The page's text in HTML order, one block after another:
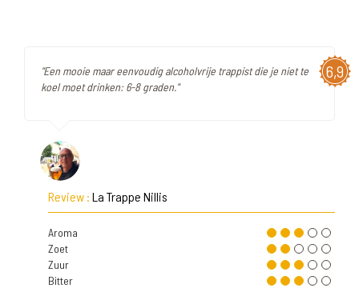
6,9
"Een mooie maar eenvoudig alcoholvrije trappist die je niet te
koel moet drinken: 6-8 graden."
Review : La Trappe Nillis
Aroma
Zoet
Zuur
Bitter